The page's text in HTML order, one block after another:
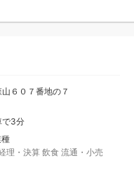
６０７番地の７
で3分
理・決算 飲食 流通・小売